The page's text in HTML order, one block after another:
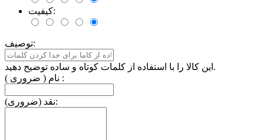
کیفیت:
توصیف:
این کالا را با استفاده از کلمات کوتاه و ساده توضیح دهید.
نام ( ضروری ) :
نقد (ضروری):